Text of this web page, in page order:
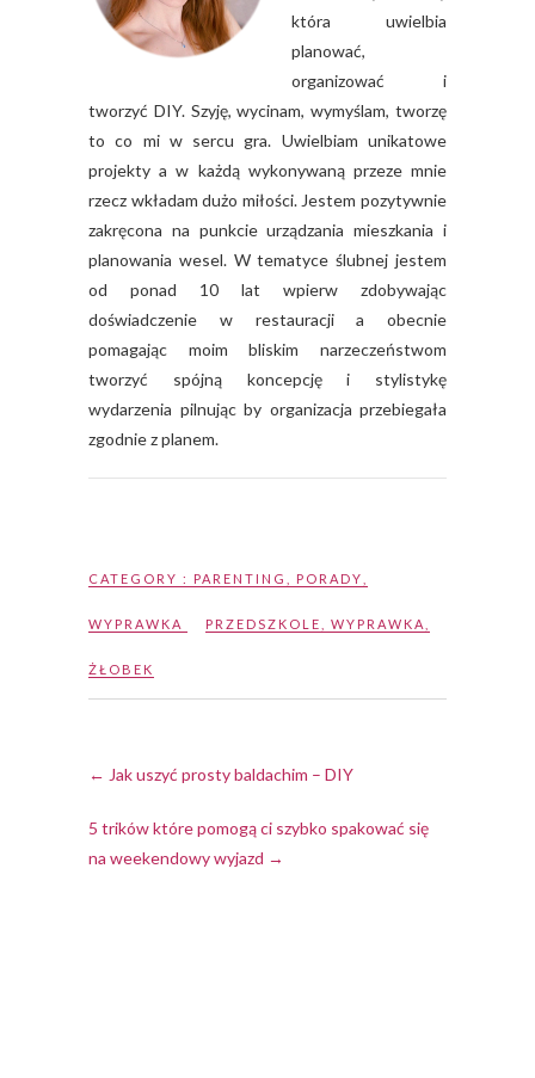
która uwielbia
planować,
organizować i
tworzyć DIY. Szyję, wycinam, wymyślam, tworzę
to co mi w sercu gra. Uwielbiam unikatowe
projekty a w każdą wykonywaną przeze mnie
rzecz wkładam dużo miłości. Jestem pozytywnie
zakręcona na punkcie urządzania mieszkania i
planowania wesel. W tematyce ślubnej jestem
od ponad 10 lat wpierw zdobywając
doświadczenie w restauracji a obecnie
pomagając moim bliskim narzeczeństwom
tworzyć spójną koncepcję i stylistykę
wydarzenia pilnując by organizacja przebiegała
zgodnie z planem.
CATEGORY : PARENTING PORADY
WYPRAWKA PRZEDSZKOLE WYPRAWKA
ŻŁOBEK
← Jak uszyć prosty baldachim – DIY
5 trików które pomogą ci szybko spakować się
na weekendowy wyjazd →